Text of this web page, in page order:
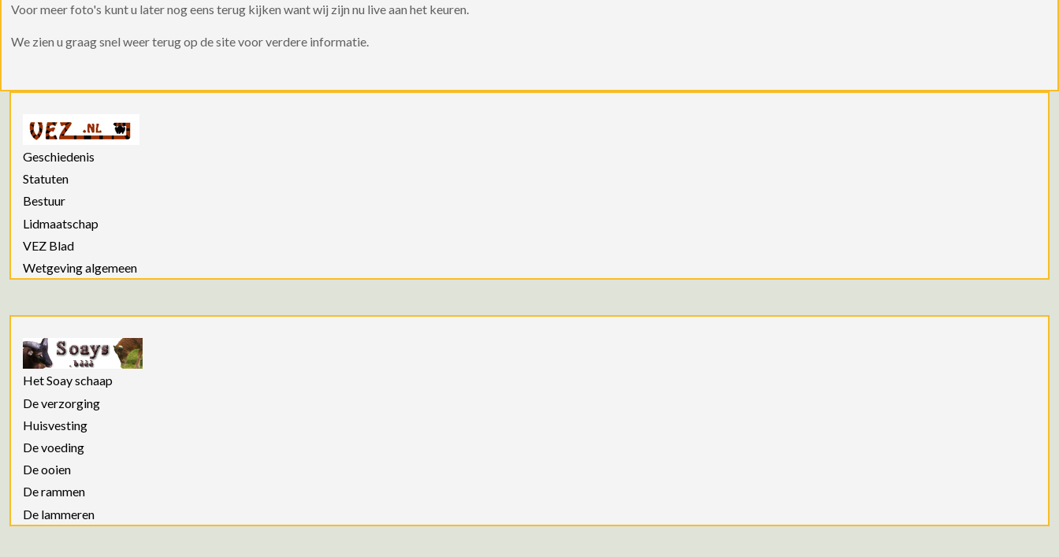
Voor meer foto's kunt u later nog eens terug kijken want wij zijn nu live aan het keuren.
We zien u graag snel weer terug op de site voor verdere informatie.
Geschiedenis
Statuten
Bestuur
Lidmaatschap
VEZ Blad
Wetgeving algemeen
Het Soay schaap
De verzorging
Huisvesting
De voeding
De ooien
De rammen
De lammeren